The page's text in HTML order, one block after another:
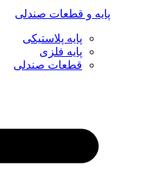
پایه و قطعات صندلی
پایه پلاستیکی
پایه فلزی
قطعات صندلی